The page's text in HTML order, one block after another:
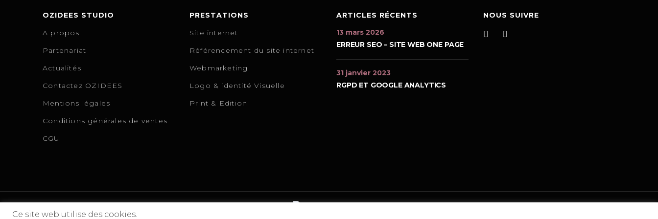
OZIDEES STUDIO
A propos
Partenariat
Actualités
Contactez OZIDEES
Mentions légales
Conditions générales de ventes
CGU
PRESTATIONS
Site internet
Référencement du site internet
Webmarketing
Logo & identité Visuelle
Print & Edition
ARTICLES RÉCENTS
ERREUR SEO – SITE WEB ONE PAGE
13 mars 2026
RGPD ET GOOGLE ANALYTICS
31 janvier 2023
NOUS SUIVRE
Ce site web utilise des cookies.